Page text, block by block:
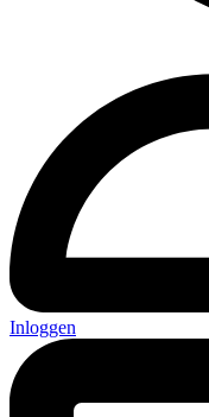
Inloggen